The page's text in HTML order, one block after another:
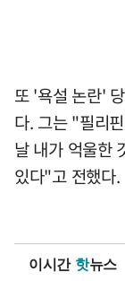
또 '욕설 논란'
다. 그는 "필리
날 내가 억울한
있다"고 전했다.
이시간 핫뉴스